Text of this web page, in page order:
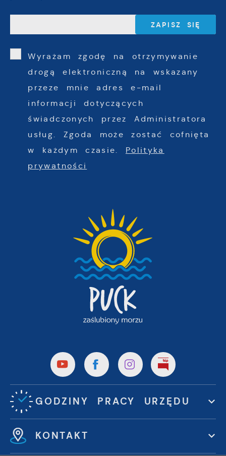
Wyrażam zgodę na otrzymywanie
drogą elektroniczną na wskazany
przeze mnie adres e-mail
informacji dotyczących
świadczonych przez Administratora
usług. Zgoda może zostać cofnięta
w każdym czasie. Polityka
prywatności
GODZINY PRACY URZĘDU
KONTAKT